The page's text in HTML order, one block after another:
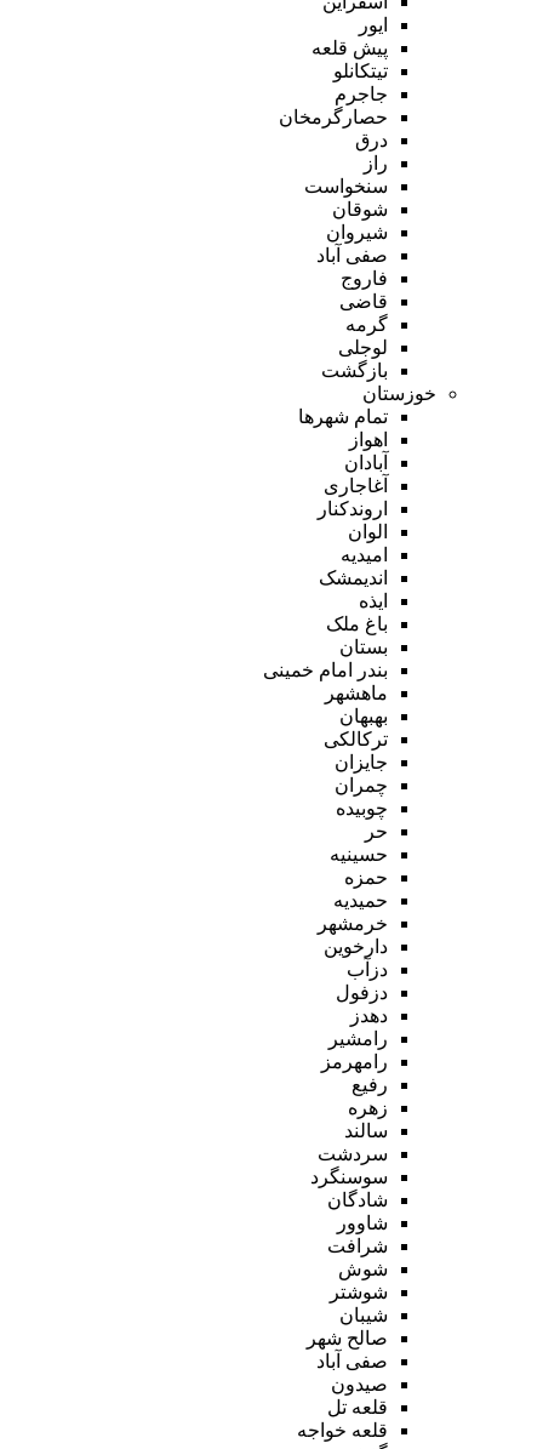
ایور
پیش قلعه
تیتکانلو
جاجرم
حصارگرمخان
درق
راز
سنخواست
شوقان
شیروان
صفی آباد
فاروج
قاضی
گرمه
لوجلی
بازگشت
خوزستان
تمام شهر‌ها
اهواز
آبادان
آغاجاری
اروندکنار
الوان
امیدیه
اندیمشک
ایذه
باغ ملک
بستان
بندر امام خمینی
ماهشهر
بهبهان
ترکالکی
جایزان
چمران
چوبیده
حر
حسینیه
حمزه
حمیدیه
خرمشهر
دارخوین
دزآب
دزفول
دهدز
رامشیر
رامهرمز
رفیع
زهره
سالند
سردشت
سوسنگرد
شادگان
شاوور
شرافت
شوش
شوشتر
شیبان
صالح شهر
صفی آباد
صیدون
قلعه تل
قلعه خواجه